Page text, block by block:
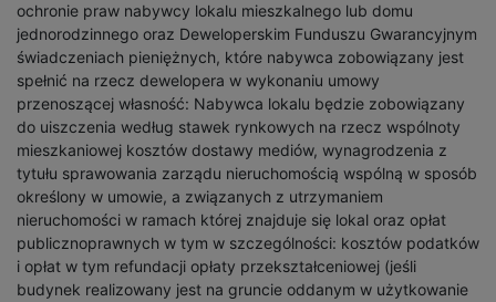
ochronie praw nabywcy lokalu mieszkalnego lub domu
jednorodzinnego oraz Deweloperskim Funduszu Gwarancyjnym
świadczeniach pieniężnych, które nabywca zobowiązany jest
spełnić na rzecz dewelopera w wykonaniu umowy
przenoszącej własność: Nabywca lokalu będzie zobowiązany
do uiszczenia według stawek rynkowych na rzecz wspólnoty
mieszkaniowej kosztów dostawy mediów, wynagrodzenia z
tytułu sprawowania zarządu nieruchomością wspólną w sposób
określony w umowie, a związanych z utrzymaniem
nieruchomości w ramach której znajduje się lokal oraz opłat
publicznoprawnych w tym w szczególności: kosztów podatków
i opłat w tym refundacji opłaty przekształceniowej (jeśli
budynek realizowany jest na gruncie oddanym w użytkowanie